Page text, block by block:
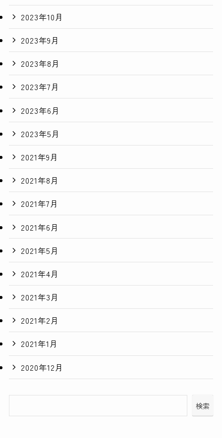
2023年10月
2023年9月
2023年8月
2023年7月
2023年6月
2023年5月
2021年9月
2021年8月
2021年7月
2021年6月
2021年5月
2021年4月
2021年3月
2021年2月
2021年1月
2020年12月
検索